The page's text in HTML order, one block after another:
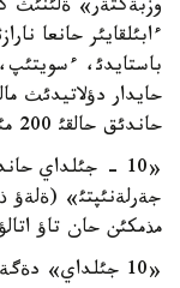
ءابئلقايئر حانعا
باستايدئ،
حاندئق حالقئ 200 مئثعا دةيئن جةتكةن.
«10 - جئلداي
مذمكئن حان تاؤ